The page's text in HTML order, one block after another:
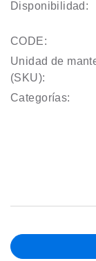
Disponibilidad:
CODE:
Unidad de
(SKU):
Categorías: